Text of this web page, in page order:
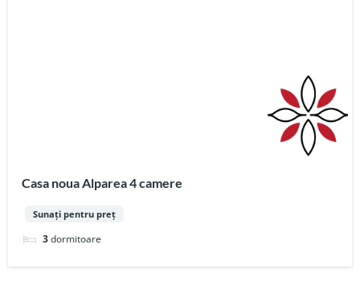
Casa noua Alparea 4 camere
Sunați pentru preț
3dormitoare